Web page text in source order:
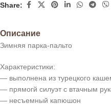
Share:
Описание
Зимняя парка-пальто
Характеристики:
— выполнена из турецкого
— прямогй силуэт с втачным
— несъемный капюшон